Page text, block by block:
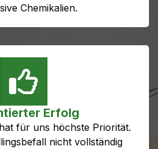
Chemikalien.
Erfolg
für uns höchste Priorität.
nicht vollständig